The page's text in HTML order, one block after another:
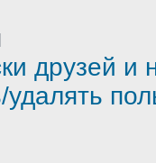
друзей и